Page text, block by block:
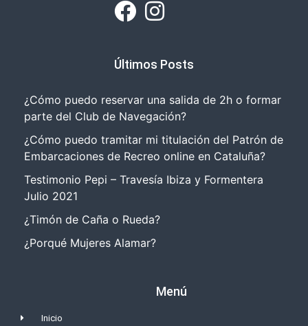
Últimos Posts
¿Cómo puedo reservar una salida de 2h o formar
parte del Club de Navegación?
¿Cómo puedo tramitar mi titulación del Patrón de
Embarcaciones de Recreo online en Cataluña?
Testimonio Pepi – Travesía Ibiza y Formentera
Julio 2021
¿Timón de Caña o Rueda?
¿Porqué Mujeres Alamar?
Menú
Inicio